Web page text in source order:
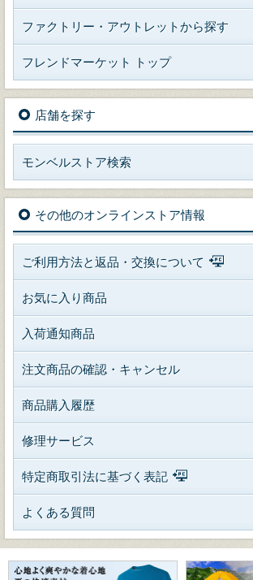
ファクトリー・アウトレットから探す
フレンドマーケット トップ
店舗を探す
モンベルストア検索
その他のオンラインストア情報
ご利用方法と返品・交換について
お気に入り商品
入荷通知商品
注文商品の確認・キャンセル
商品購入履歴
修理サービス
特定商取引法に基づく表記
よくある質問